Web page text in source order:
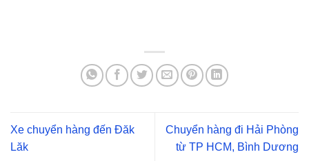
Xe chuyển hàng đến Đăk
Lăk
Chuyển hàng đi Hải Phòng
từ TP HCM, Bình Dương